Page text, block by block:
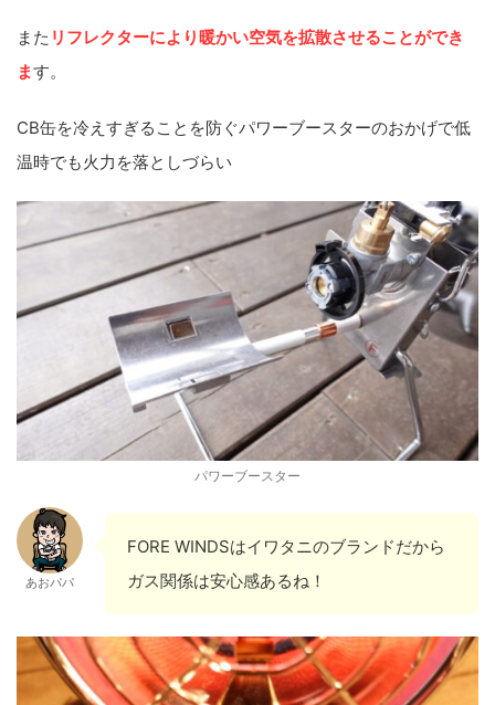
また リフレクターにより暖かい空気を拡散させることができ
ます。
CB缶を冷えすぎることを防ぐパワーブースターのおかげで低
温時でも火力を落としづらい
パワーブースター
あおパパ
FORE WINDSはイワタニのブランドだから
ガス関係は安心感あるね！